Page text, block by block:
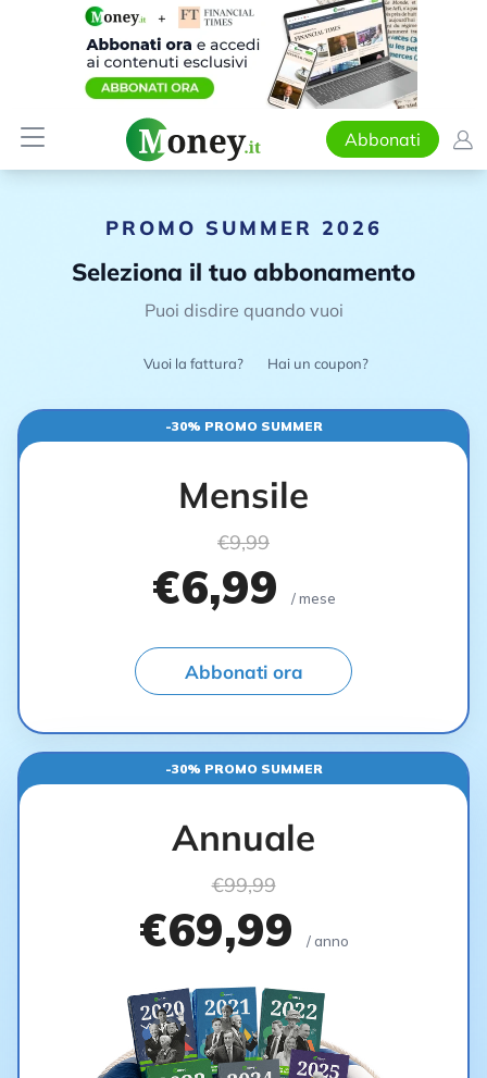
Abbonati
PROMO SUMMER 2026
Seleziona il tuo abbonamento
Puoi disdire quando vuoi
Vuoi la fattura? Hai un coupon?
-30% PROMO SUMMER
Mensile
€9,99
€6,99 / mese
Abbonati ora
-30% PROMO SUMMER
Annuale
€99,99
€69,99 / anno